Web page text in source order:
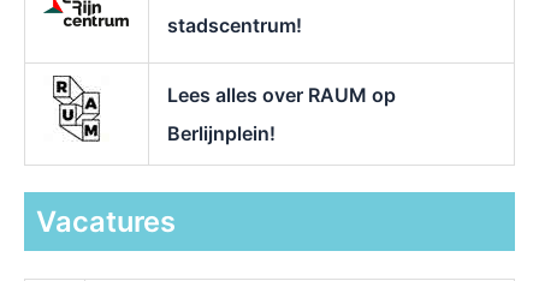
stadscentrum!
Lees alles over RAUM op
Berlijnplein!
Vacatures